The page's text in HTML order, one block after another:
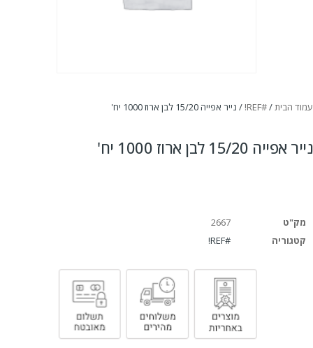
עמוד הבית/
#REF! / נייר אפייה 15/20 לבן ארוז 1000 יח'
נייר אפייה 15/20 לבן ארוז 1000 יח'
מק"ט
2667
קטגוריה
#REF!